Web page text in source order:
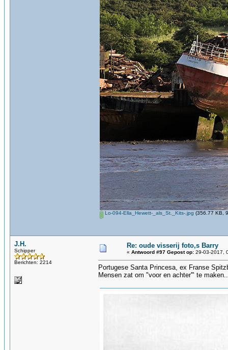
Lo-094-Ella_Hewett-_als_St._Kits-.jpg (356.77 KB,
J.H.
Schipper
Berichten: 2214
Re: oude visserij foto,s Barry
« Antwoord #97 Gepost op: 29-03-2017,
Portugese Santa Princesa, ex Franse
Mensen zat om "voor en achter'" te maken..